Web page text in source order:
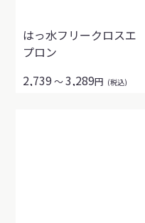
はっ水フリークロスエ
プロン
2,739～3,289円 (税込)